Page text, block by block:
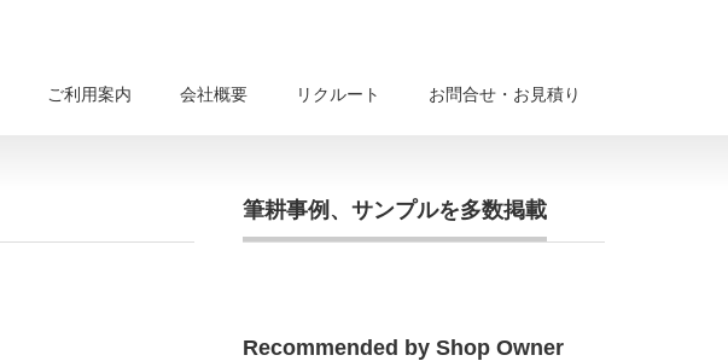
ご利用案内 会社概要 リクルート お問合せ・お見積り
筆耕事例、サンプルを多数掲載
Recommended by Shop Owner